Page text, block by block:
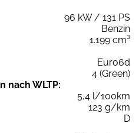
96 kW / 131 PS
Benzin
1.199 cm³
Euro6d
4 (Green)
nach WLTP:
5,4 l/100km
123 g/km
D